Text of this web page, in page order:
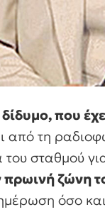
που
από τη
του σταθμού
πρωινή ζώνη
όσο